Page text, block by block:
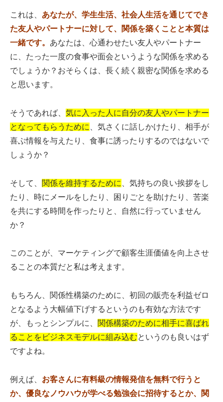
これは、 あなたが、学生生活、社会人生活を通じてでき
た友人やパートナーに対して、関係を築くことと本質は
一緒です。 あなたは、心通わせたい友人やパートナー
に、たった一度の食事や面会というような関係を求める
でしょうか？おそらくは、長く続く親密な関係を求める
と思います。
そうであれば、 気に入った人に自分の友人やパートナー
となってもらうために
、気さくに話しかけたり、相手が
喜ぶ情報を与えたり、食事に誘ったりするのではないで
しょうか？
そして、 関係を維持するために
、気持ちの良い挨拶をし
たり、時にメールをしたり、困りごとを助けたり、苦楽
を共にする時間を作ったりと、自然に行っていません
か？
このことが、マーケティングで顧客生涯価値を向上させ
ることの本質だと私は考えます。
もちろん、関係性構築のために、初回の販売を利益ゼロ
となるよう大幅値下げするというのも有効な方法です
が、もっとシンプルに、 関係構築のために相手に喜ばれ
ることをビジネスモデルに組み込むというのも良いはず
ですよね。
例えば、 お客さんに有料級の情報発信を無料で行うと
か、優良なノウハウが学べる勉強会に招待するとか、関